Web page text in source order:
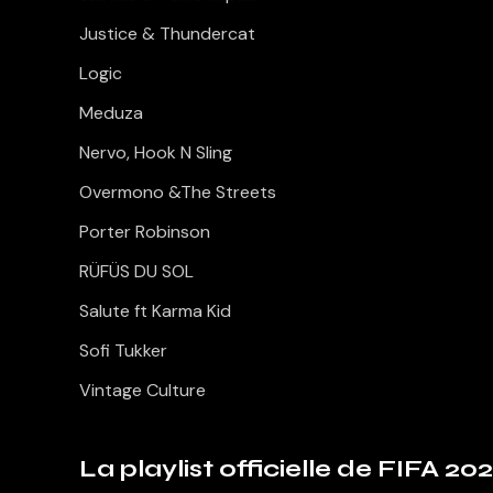
Justice & Thundercat
Logic
Meduza
Nervo, Hook N Sling
Overmono &The Streets
Porter Robinson
RÜFÜS DU SOL
Salute ft Karma Kid
Sofi Tukker
Vintage Culture
La playlist officielle de FIFA